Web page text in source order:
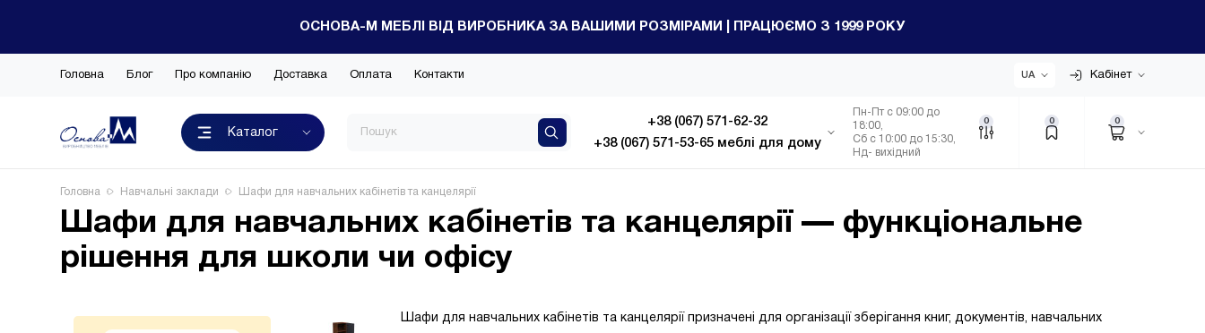
ОСНОВА-М МЕБЛІ ВІД ВИРОБНИКА ЗА ВАШИМИ РОЗМІРАМИ | ПРАЦЮЄМО З 1999 РОКУ
Головна Блог Про компанію Доставка Оплата Контакти UA Кабінет
Каталог
+38 (067) 571-62-32
+38 (067) 571-53-65 меблі для дому
Пн-Пт с 09:00 до
18:00,
Сб с 10:00 до 15:30,
Нд- вихідний
0 0 0
Головна Навчальні заклади Шафи для навчальних кабінетів та канцелярії
Шафи для навчальних кабінетів та канцелярії — функціональне
рішення для школи чи офісу
Шафи для навчальних кабінетів та канцелярії призначені для організації зберігання книг, документів, навчальних